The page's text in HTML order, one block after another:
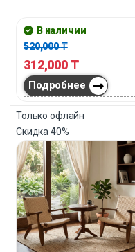
В наличии
520,000₸
312,000 ₸
Подробнее
Только офлайн
Скидка40%